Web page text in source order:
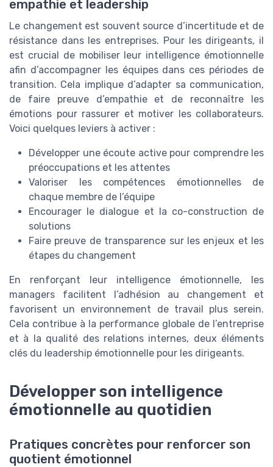
empathie et leadership
Le changement est souvent source d’incertitude et de
résistance dans les entreprises. Pour les dirigeants, il
est crucial de mobiliser leur intelligence émotionnelle
afin d’accompagner les équipes dans ces périodes de
transition. Cela implique d’adapter sa communication,
de faire preuve d’empathie et de reconnaître les
émotions pour rassurer et motiver les collaborateurs.
Voici quelques leviers à activer :
Développer une écoute active pour comprendre les
préoccupations et les attentes
Valoriser les compétences émotionnelles de
chaque membre de l’équipe
Encourager le dialogue et la co-construction de
solutions
Faire preuve de transparence sur les enjeux et les
étapes du changement
En renforçant leur intelligence émotionnelle, les
managers facilitent l’adhésion au changement et
favorisent un environnement de travail plus serein.
Cela contribue à la performance globale de l’entreprise
et à la qualité des relations internes, deux éléments
clés du leadership émotionnelle pour les dirigeants.
Développer son intelligence
émotionnelle au quotidien
Pratiques concrètes pour renforcer son
quotient émotionnel